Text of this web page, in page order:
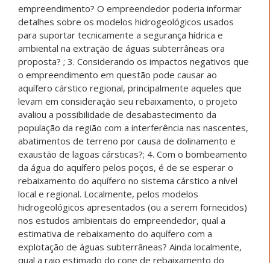
empreendimento? O empreendedor poderia informar
detalhes sobre os modelos hidrogeológicos usados
para suportar tecnicamente a segurança hídrica e
ambiental na extração de águas subterrâneas ora
proposta? ; 3. Considerando os impactos negativos que
o empreendimento em questão pode causar ao
aquífero cárstico regional, principalmente aqueles que
levam em consideração seu rebaixamento, o projeto
avaliou a possibilidade de desabastecimento da
população da região com a interferência nas nascentes,
abatimentos de terreno por causa de dolinamento e
exaustão de lagoas cársticas?; 4. Com o bombeamento
da água do aquífero pelos poços, é de se esperar o
rebaixamento do aquífero no sistema cárstico a nível
local e regional. Localmente, pelos modelos
hidrogeológicos apresentados (ou a serem fornecidos)
nos estudos ambientais do empreendedor, qual a
estimativa de rebaixamento do aquífero com a
explotação de águas subterrâneas? Ainda localmente,
qual a raio estimado do cone de rebaixamento do